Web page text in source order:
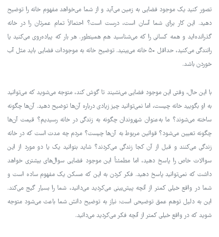
تصور کنید یک موجود فضایی به زمین می‌آید و از شما می‌خواهد مفهوم خانه را توضیح
دهید. این کار برای شما آسان است، درست است؟ احتمالاً تمام عمرتان را در خانه
گذرانده‌اید و همه کسانی را که می‌شناسید هم همینطور. هر بار که پیاده‌روی می‌کنید یا
رانندگی می‌کنید، حداقل ۵۰ خانه می‌بینید. توضیح خانه به موجودات فضایی باید مثل آب
خوردن باشد.
با این حال، وقتی این موجود فضایی می‌نشیند تا گوش کند، متوجه می‌شوید که می‌توانید
به او بگویید خانه چیست، اما نمی‌توانید چیز زیادی درباره آن‌ها توضیح دهید. آن‌ها چگونه
ساخته می‌شوند؟ ما به‌عنوان شهروندان چگونه به زندگی در خانه رسیدیم؟ قیمت آن‌ها
چگونه تعیین می‌شود؟ قوانین مربوط به آن‌ها چیست؟ مردم چه مدت است که در خانه
زندگی می‌کنند و قبل از آن کجا زندگی می‌کردند؟ شاید بتوانید یک یا دو مورد از این
سوالات خاص را پاسخ دهید، اما مطمئناً این موجود فضایی سوال‌های بیشتری خواهد
داشت که نمی‌توانید پاسخ دهید. فکر کردن به این که مسکن یک مفهوم ساده است و
شما در واقع خیلی کمتر از آنچه پیش‌بینی می‌کردید می‌دانید، شما را بسیار گیج می‌کند.
این به دلیل توهم عمق توضیحی است: نیاز به توضیح دانش شما باعث می‌شود متوجه
شوید که در واقع خیلی کمتر از آنچه فکر می‌کردید می‌دانید.